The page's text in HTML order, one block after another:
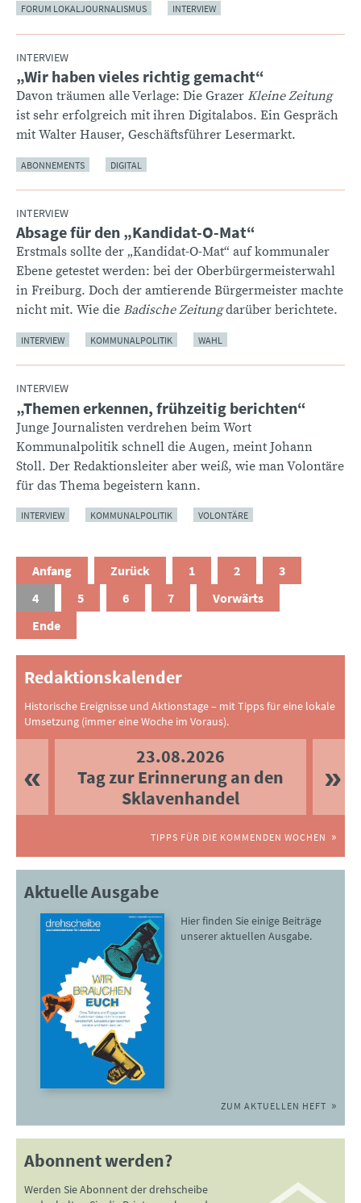
FORUM LOKALJOURNALISMUS INTERVIEW
INTERVIEW
:„Wir haben vieles richtig gemacht“
Davon träumen alle Verlage: Die Grazer Kleine Zeitung
ist sehr erfolgreich mit ihren Digitalabos. Ein Gespräch
mit Walter Hauser, Geschäftsführer Lesermarkt.
ABONNEMENTS DIGITAL
INTERVIEW
:Absage für den „Kandidat-O-Mat“
Erstmals sollte der „Kandidat-O-Mat“ auf kommunaler
Ebene getestet werden: bei der Oberbürgermeisterwahl
in Freiburg. Doch der amtierende Bürgermeister machte
nicht mit. Wie die Badische Zeitungdarüber berichtete.
INTERVIEW KOMMUNALPOLITIK WAHL
INTERVIEW
:„Themen erkennen, frühzeitig berichten“
Junge Journalisten verdrehen beim Wort
Kommunalpolitik schnell die Augen, meint Johann
Stoll. Der Redaktionsleiter aber weiß, wie man Volontäre
für das Thema begeistern kann.
INTERVIEW KOMMUNALPOLITIK VOLONTÄRE
Anfang Zurück 1 2
3
4
5 6 7
Vorwärts
Ende
Redaktionskalender
Historische Ereignisse und Aktionstage – mit Tipps für eine lokale
Umsetzung (immer eine Woche im Voraus).
23.08.2026
Tag zur Erinnerung an den
Sklavenhandel
TIPPS FÜR DIE KOMMENDEN WOCHEN
Aktuelle Ausgabe
Hier finden Sie einige Beiträge
unserer aktuellen Ausgabe.
ZUM AKTUELLEN HEFT
Abonnent werden?
Werden Sie Abonnent der drehscheibe